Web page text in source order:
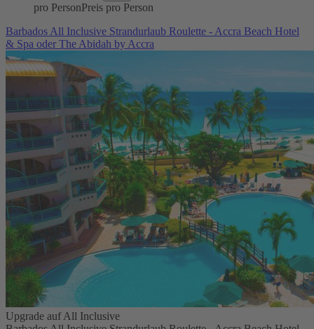
pro PersonPreis pro Person
Barbados All Inclusive Strandurlaub Roulette - Accra Beach Hotel
& Spa oder The Abidah by Accra
Upgrade auf All Inclusive